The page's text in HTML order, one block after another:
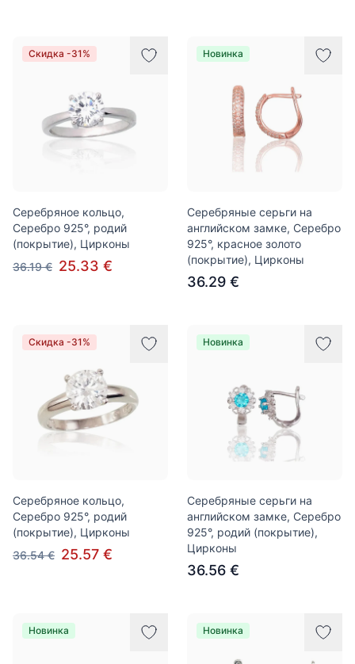
Скидка -31%
Серебряное кольцо,
Серебро 925°, родий
(покрытие), Цирконы
36.19 € 25.33 €
Новинка
Серебряные серьги на
английском замке, Серебро
925°, красное золото
(покрытие), Цирконы
36.29 €
Скидка -31%
Серебряное кольцо,
Серебро 925°, родий
(покрытие), Цирконы
36.54 € 25.57 €
Новинка
Серебряные серьги на
английском замке, Серебро
925°, родий (покрытие),
Цирконы
36.56 €
Новинка Новинка